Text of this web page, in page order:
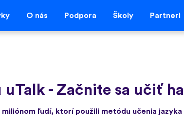
O nás Podpora Školy Partneri
uTalk - Začnite sa učiť
ľudí, ktorí použili metódu učenia jazyka